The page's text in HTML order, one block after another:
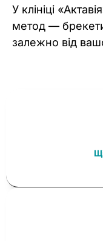
У клініці
метод —
залежно від